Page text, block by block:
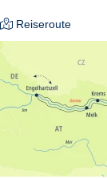
Das Oberdeck
Kabinen (ca. 11
französischem
Kabinen sind mit
ausgestattet (wird
Bett-Kabine wird
80 kg).
Auf dem
Einzelkabine, alle
stehend und
im vorderen und
können
Ausflüge:
Reiseroute